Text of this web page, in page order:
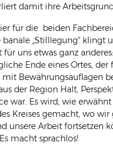
damit ihre
für die beiden
„Stilllegung“ klingt
uns etwas ganz
Ende eines Ortes, der
Bewährungsauflagen
der Region Halt,
war. Es wird, wie
Kreises gemacht, wo wir
unsere Arbeit fortsetzen
macht sprachlos!